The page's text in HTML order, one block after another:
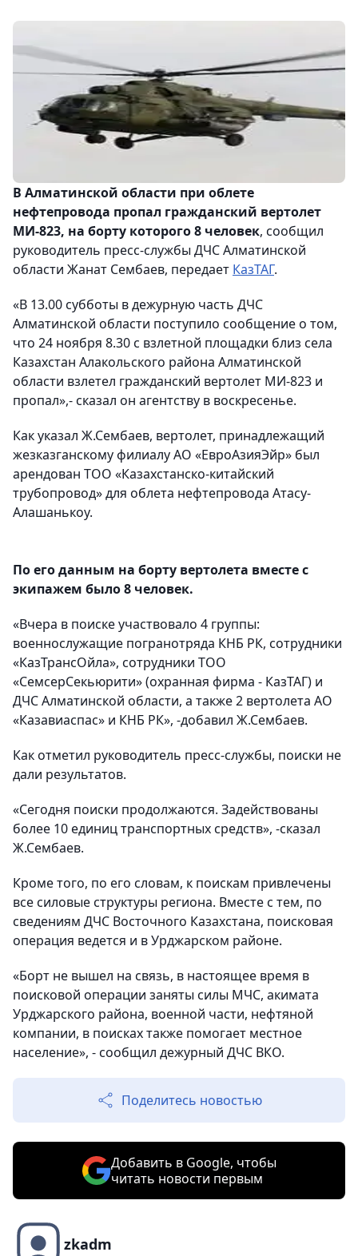
В Алматинской области при облете
нефтепровода пропал гражданский вертолет
МИ-823, на борту которого 8 человек, сообщил
руководитель пресс-службы ДЧС Алматинской
области Жанат Сембаев, передает КазТАГ.
«В 13.00 субботы в дежурную часть ДЧС
Алматинской области поступило сообщение о том,
что 24 ноября 8.30 с взлетной площадки близ села
Казахстан Алакольского района Алматинской
области взлетел гражданский вертолет МИ-823 и
пропал»,- сказал он агентству в воскресенье.
Как указал Ж.Сембаев, вертолет, принадлежащий
жезказганскому филиалу АО «ЕвроАзияЭйр» был
арендован ТОО «Казахстанско-китайский
трубопровод» для облета нефтепровода Атасу-
Алашанькоу.
По его данным на борту вертолета вместе с
экипажем было 8 человек.
«Вчера в поиске участвовало 4 группы:
военнослужащие погранотряда КНБ РК, сотрудники
«КазТрансОйла», сотрудники ТОО
«СемсерСекьюрити» (охранная фирма - КазТАГ) и
ДЧС Алматинской области, а также 2 вертолета АО
«Казавиаспас» и КНБ РК», -добавил Ж.Сембаев.
Как отметил руководитель пресс-службы, поиски не
дали результатов.
«Сегодня поиски продолжаются. Задействованы
более 10 единиц транспортных средств», -сказал
Ж.Сембаев.
Кроме того, по его словам, к поискам привлечены
все силовые структуры региона. Вместе с тем, по
сведениям ДЧС Восточного Казахстана, поисковая
операция ведется и в Урджарском районе.
«Борт не вышел на связь, в настоящее время в
поисковой операции заняты силы МЧС, акимата
Урджарского района, военной части, нефтяной
компании, в поисках также помогает местное
население», - сообщил дежурный ДЧС ВКО.
Поделитесь новостью
Добавить в Google, чтобы
читать новости первым
zkadm